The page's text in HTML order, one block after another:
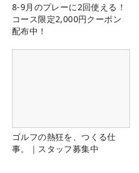
8-9月のプレーに2回使える！
コース限定2,000円クーポン
配布中！
ゴルフの熱狂を、つくる仕
事。｜スタッフ募集中